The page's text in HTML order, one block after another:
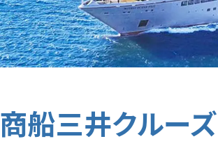
商船三井クルー